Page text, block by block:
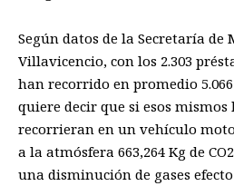
Según datos de la Secretaría de
Villavicencio, con los 2.303
han recorrido en promedio
quiere decir que si esos
recorrieran en un vehículo
a la atmósfera 663,264 Kg de
una disminución de gases